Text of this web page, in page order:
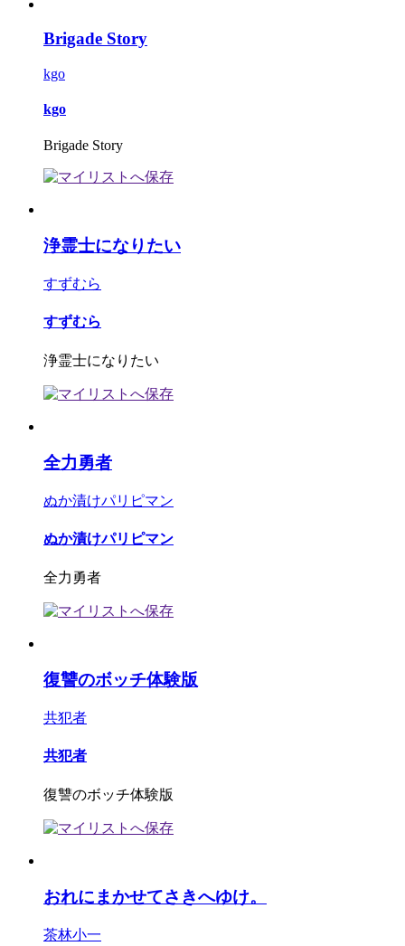
Brigade Story
kgo
kgo
Brigade Story
浄霊士になりたい
すずむら
すずむら
浄霊士になりたい
全力勇者
ぬか漬けパリピマン
ぬか漬けパリピマン
全力勇者
復讐のボッチ体験版
共犯者
共犯者
復讐のボッチ体験版
おれにまかせてさきへゆけ。
茶林小一